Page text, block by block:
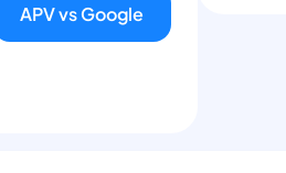
APV vs Google